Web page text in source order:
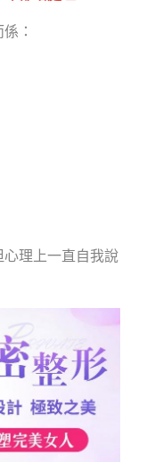
：
理上一直自我說